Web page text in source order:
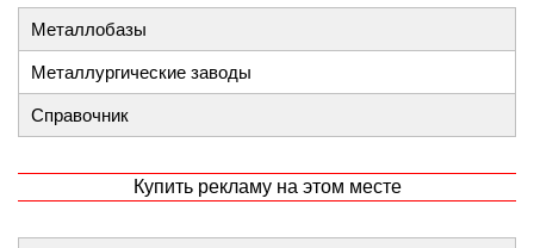
Металлобазы
Металлургические заводы
Справочник
Купить рекламу на этом месте